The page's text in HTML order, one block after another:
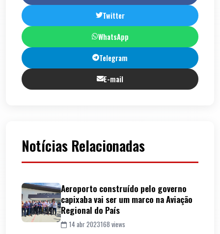
Twitter
WhatsApp
Telegram
E-mail
Notícias Relacionadas
Aeroporto construído pelo governo
capixaba vai ser um marco na Aviação
Regional do País
14 abr 2023168 views